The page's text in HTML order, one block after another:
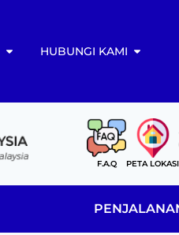
HUBUNGI KAMI
F.A.Q PETA LOKASI